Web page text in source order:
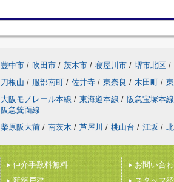
豊中市 / 吹田市 / 茨木市 / 寝屋川市 / 堺市北区 /
刀根山 / 服部南町 / 佐井寺 / 東奈良 / 木田町 /
大阪モノレール本線 / 東海道本線 / 阪急宝塚本線
阪急箕面線
柴原阪大前 / 南茨木 / 芦屋川 / 桃山台 / 江坂 /
仲介手数料無料
お問い合